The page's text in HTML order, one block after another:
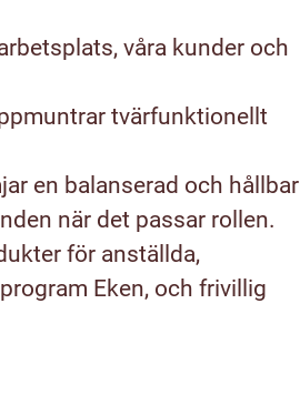
våra kunder och
tvärfunktionellt
en balanserad och hållbar
när det passar rollen.
för anställda,
Eken, och frivillig